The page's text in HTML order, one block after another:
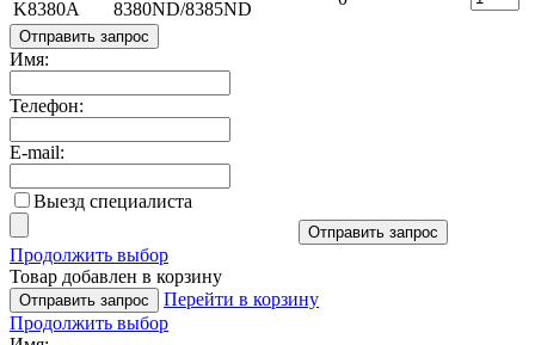
K8380A
8380ND/8385ND
Отправить запрос
Имя:
Телефон:
E-mail:
Выезд специалиста
Отправить запрос
Продолжить выбор
Товар добавлен в корзину
Отправить запрос
Перейти в корзину
Продолжить выбор